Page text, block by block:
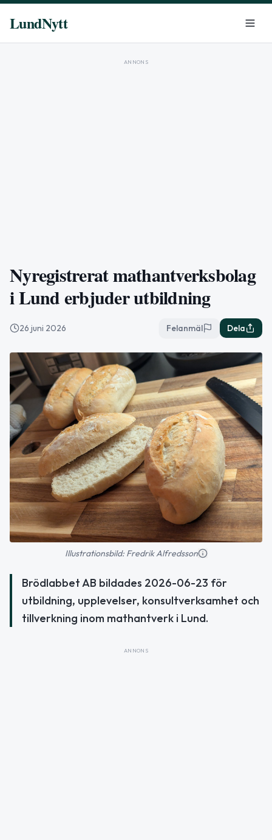
LundNytt
ANNONS
Nyregistrerat mathantverksbolag
i Lund erbjuder utbildning
26 juni 2026 Felanmäl Dela
Illustrationsbild: Fredrik Alfredsson
Brödlabbet AB bildades 2026-06-23 för
utbildning, upplevelser, konsultverksamhet och
tillverkning inom mathantverk i Lund.
ANNONS